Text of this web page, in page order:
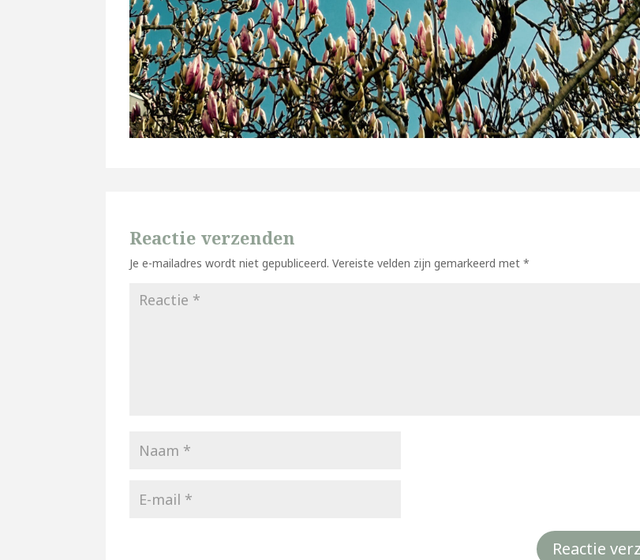
Reactie verzenden
Je e-mailadres wordt niet gepubliceerd. Vereiste velden zijn gemarkeerd met*